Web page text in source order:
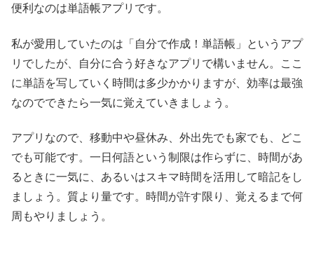
便利なのは単語帳アプリです。
私が愛用していたのは「自分で作成！単語帳」というアプ
リでしたが、自分に合う好きなアプリで構いません。ここ
に単語を写していく時間は多少かかりますが、効率は最強
なのでできたら一気に覚えていきましょう。
アプリなので、移動中や昼休み、外出先でも家でも、どこ
でも可能です。一日何語という制限は作らずに、時間があ
るときに一気に、あるいはスキマ時間を活用して暗記をし
ましょう。質より量です。時間が許す限り、覚えるまで何
周もやりましょう。